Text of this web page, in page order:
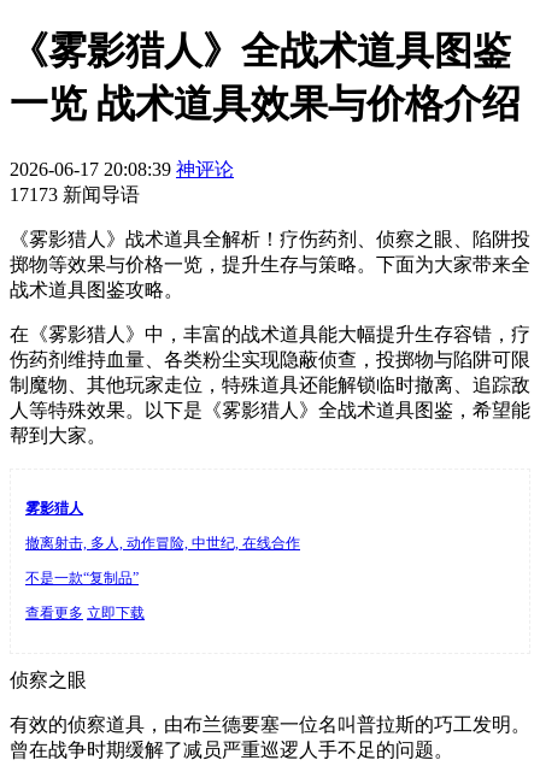
《雾影猎人》全战术道具图鉴
一览 战术道具效果与价格介绍
2026-06-17 20:08:39 神评论
17173 新闻导语
《雾影猎人》战术道具全解析！疗伤药剂、侦察之眼、陷阱投
掷物等效果与价格一览，提升生存与策略。下面为大家带来全
战术道具图鉴攻略。
在《雾影猎人》中，丰富的战术道具能大幅提升生存容错，疗
伤药剂维持血量、各类粉尘实现隐蔽侦查，投掷物与陷阱可限
制魔物、其他玩家走位，特殊道具还能解锁临时撤离、追踪敌
人等特殊效果。以下是《雾影猎人》全战术道具图鉴，希望能
帮到大家。
雾影猎人
撤离射击, 多人, 动作冒险, 中世纪, 在线合作
不是一款“复制品”
查看更多 立即下载
侦察之眼
有效的侦察道具，由布兰德要塞一位名叫普拉斯的巧工发明。
曾在战争时期缓解了减员严重巡逻人手不足的问题。